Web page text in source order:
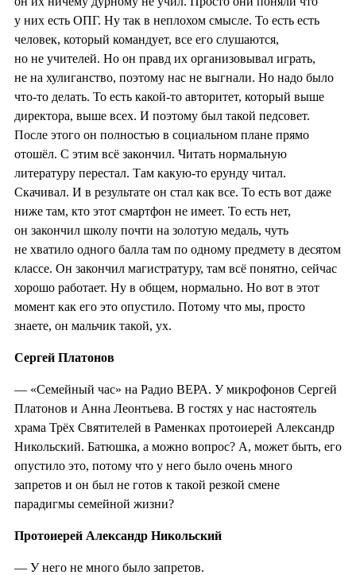
у них есть ОПГ. Ну так в неплохом смысле. То есть есть
человек, который командует, все его слушаются,
но не учителей. Но он правд их организовывал играть,
не на хулиганство, поэтому нас не выгнали. Но надо было
что-то делать. То есть какой-то авторитет, который выше
директора, выше всех. И поэтому был такой педсовет.
После этого он полностью в социальном плане прямо
отошёл. С этим всё закончил. Читать нормальную
литературу перестал. Там какую-то ерунду читал.
Скачивал. И в результате он стал как все. То есть вот даже
ниже там, кто этот смартфон не имеет. То есть нет,
он закончил школу почти на золотую медаль, чуть
не хватило одного балла там по одному предмету в десятом
классе. Он закончил магистратуру, там всё понятно, сейчас
хорошо работает. Ну в общем, нормально. Но вот в этот
момент как его это опустило. Потому что мы, просто
знаете, он мальчик такой, ух.
Сергей Платонов
— «Семейный час» на Радио ВЕРА. У микрофонов Сергей
Платонов и Анна Леонтьева. В гостях у нас настоятель
храма Трёх Святителей в Раменках протоиерей Александр
Никольский. Батюшка, а можно вопрос? А, может быть, его
опустило это, потому что у него было очень много
запретов и он был не готов к такой резкой смене
парадигмы семейной жизни?
Протоиерей Александр Никольский
— У него не много было запретов.